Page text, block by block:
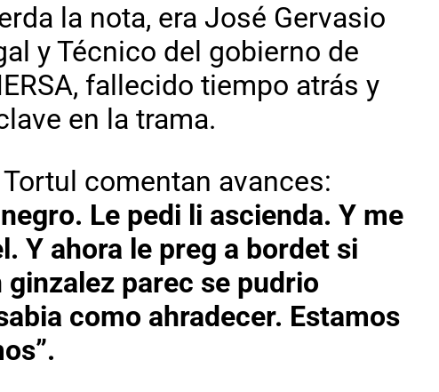
la nota, era José Gervasio
y Técnico del gobierno de
fallecido tiempo atrás y
en la trama.
comentan avances:
Le pedi li ascienda. Y me
Y ahora le preg a bordet si
parec se pudrio
como ahradecer. Estamos